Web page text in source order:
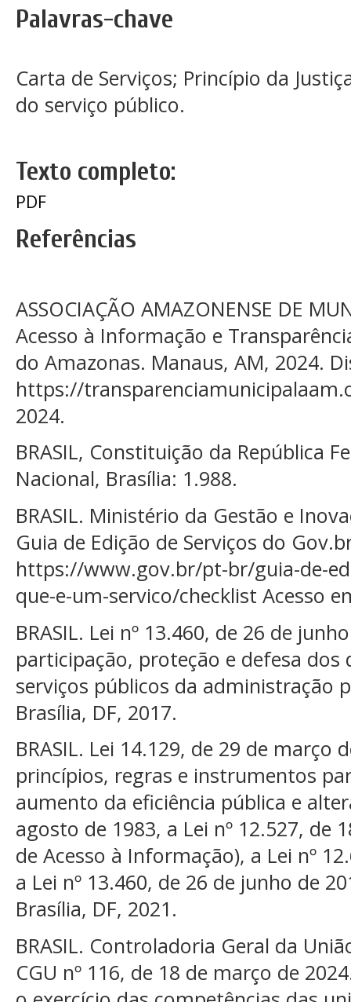
Palavras-chave
Carta de Serviços; Princípio da
do serviço público.
Texto completo:
PDF
Referências
ASSOCIAÇÃO AMAZONENSE DE
Acesso à Informação e
do Amazonas. Manaus, AM, 2024.
https://
2024.
BRASIL, Constituição da República
Nacional, Brasília: 1.988.
BRASIL. Ministério da Gestão e
Guia de Edição de Serviços do
https://www.gov.br/pt-br/guia-de-
que-e-um-servico/checklist Acesso
BRASIL. Lei nº 13.460, de 26 de
participação, proteção e defesa
serviços públicos da administração
Brasília, DF, 2017.
BRASIL. Lei 14.129, de 29 de março
princípios, regras e instrumentos
aumento da eficiência pública e
agosto de 1983, a Lei nº 12.527, de
de Acesso à Informação), a Lei nº
a Lei nº 13.460, de 26 de junho de
Brasília, DF, 2021.
BRASIL. Controladoria Geral da
CGU nº 116, de 18 de março de